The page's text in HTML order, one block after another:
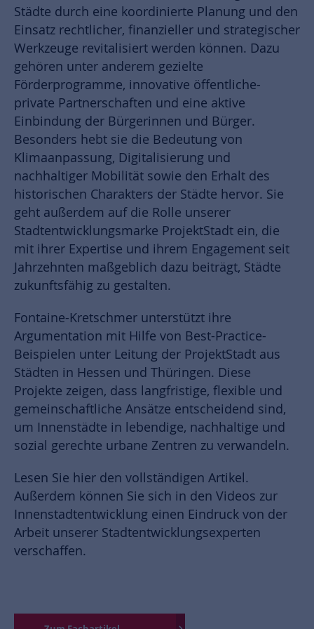
Städte durch eine koordinierte Planung und den
Einsatz rechtlicher, finanzieller und strategischer
Werkzeuge revitalisiert werden können. Dazu
gehören unter anderem gezielte
Förderprogramme, innovative öffentliche-
private Partnerschaften und eine aktive
Einbindung der Bürgerinnen und Bürger.
Besonders hebt sie die Bedeutung von
Klimaanpassung, Digitalisierung und
nachhaltiger Mobilität sowie den Erhalt des
historischen Charakters der Städte hervor. Sie
geht außerdem auf die Rolle unserer
Stadtentwicklungsmarke ProjektStadt ein, die
mit ihrer Expertise und ihrem Engagement seit
Jahrzehnten maßgeblich dazu beiträgt, Städte
zukunftsfähig zu gestalten.
Fontaine-Kretschmer unterstützt ihre
Argumentation mit Hilfe von Best-Practice-
Beispielen unter Leitung der ProjektStadt aus
Städten in Hessen und Thüringen. Diese
Projekte zeigen, dass langfristige, flexible und
gemeinschaftliche Ansätze entscheidend sind,
um Innenstädte in lebendige, nachhaltige und
sozial gerechte urbane Zentren zu verwandeln.
Lesen Sie hier den vollständigen Artikel.
Außerdem können Sie sich in den Videos zur
Innenstadtentwicklung einen Eindruck von der
Arbeit unserer Stadtentwicklungsexperten
verschaffen.